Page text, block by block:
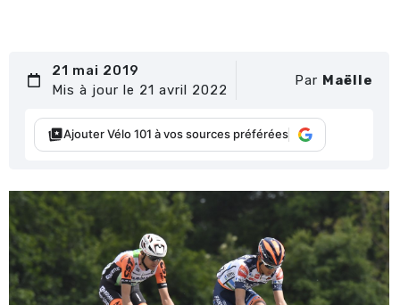
21 mai 2019
Mis à jour le 21 avril 2022
Par Maëlle
Ajouter Vélo 101 à vos sources préférées